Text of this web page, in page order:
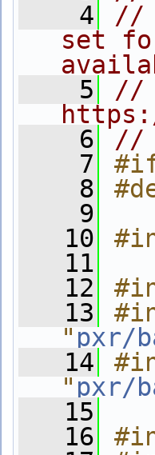
    4
//
set
    5
//
    6
//
    7
    8
    9
   10
   11
   12
   13
" pxr/
   14
" pxr/
   15
   16